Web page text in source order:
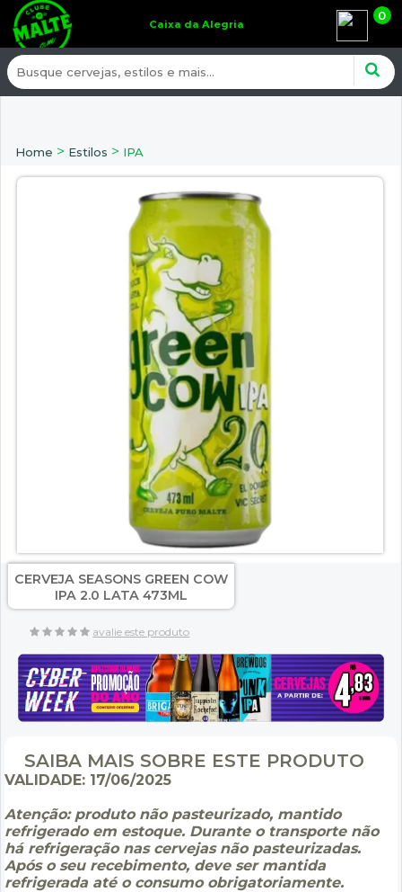
Caixa da Alegria
0
Home > Estilos > IPA
CERVEJA SEASONS GREEN COW
IPA 2.0 LATA 473ML
avalie este produto
SAIBA MAIS SOBRE ESTE PRODUTO
VALIDADE: 17/06/2025
Atenção: produto não pasteurizado, mantido
refrigerado em estoque. Durante o transporte não
há refrigeração nas cervejas não pasteurizadas.
Após o seu recebimento, deve ser mantida
refrigerada até o consumo obrigatoriamente.